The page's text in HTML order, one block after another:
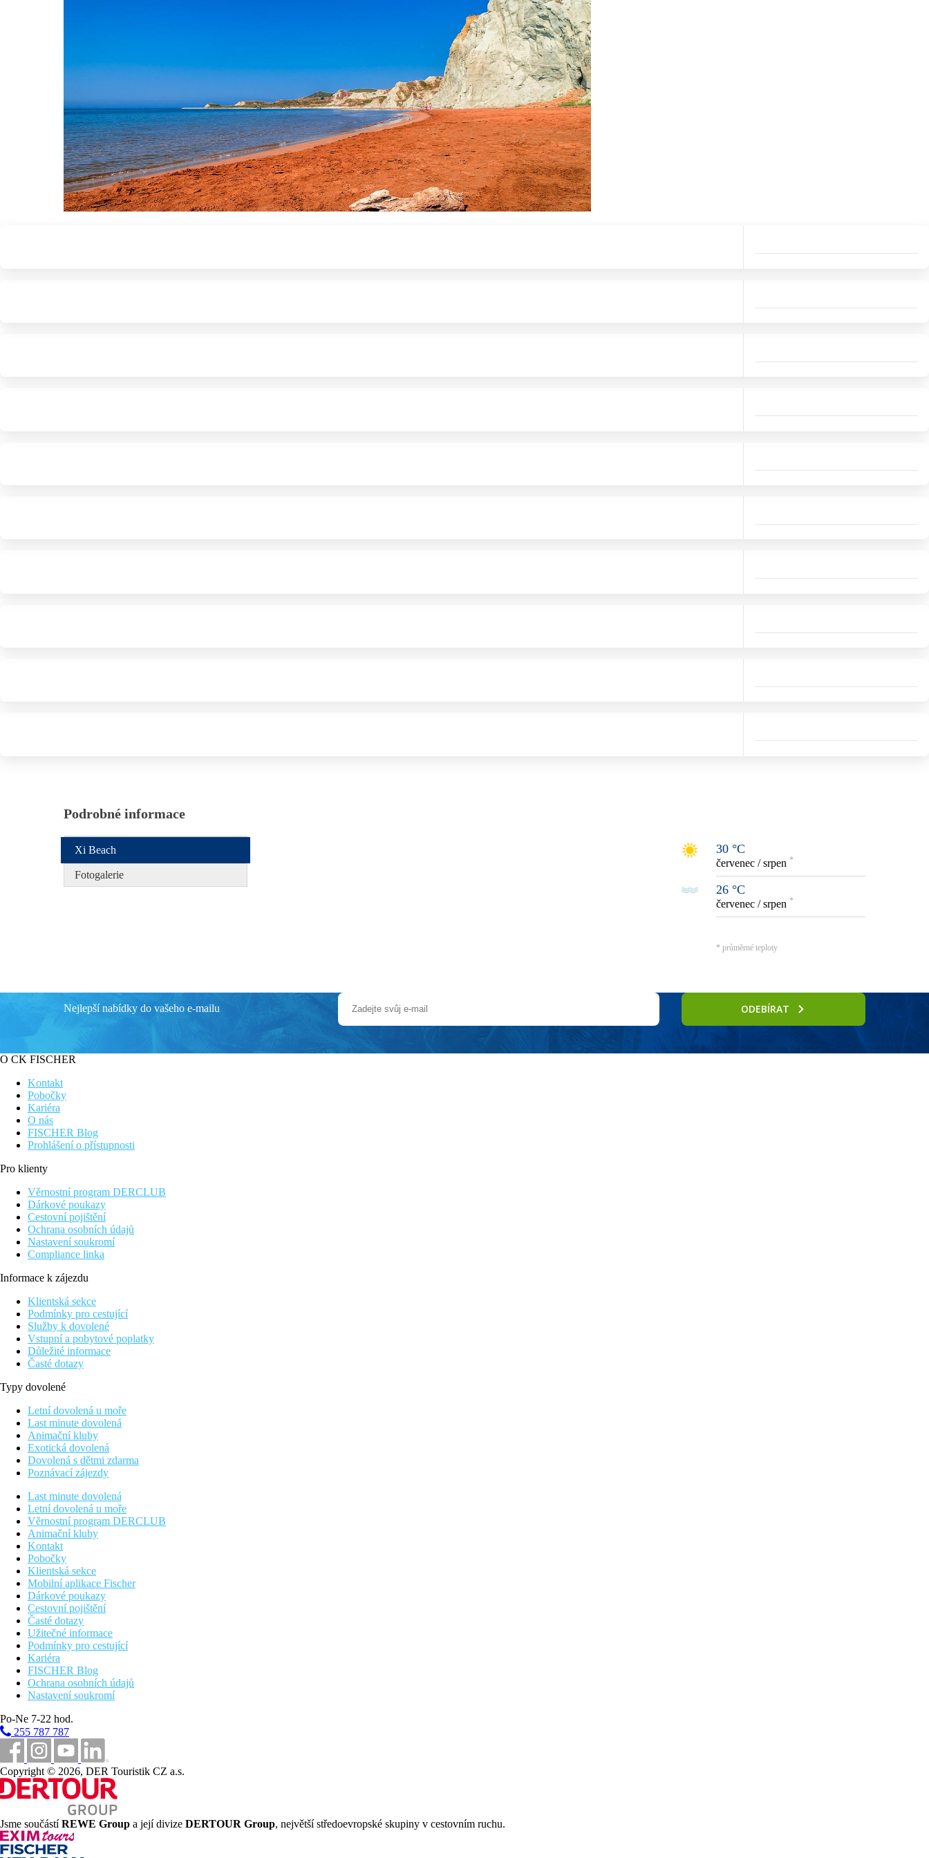
Podrobné informace
30 °C
červenec / srpen *
26 °C
červenec / srpen *
* průměrné teploty
Xi Beach
Fotogalerie
Nejlepší nabídky do vašeho e-mailu ODEBÍRAT
O CK FISCHER
Kontakt
Pobočky
Kariéra
O nás
FISCHER Blog
Prohlášení o přístupnosti
Pro klienty
Věrnostní program DERCLUB
Dárkové poukazy
Cestovní pojištění
Ochrana osobních údajů
Nastavení soukromí
Compliance linka
Informace k zájezdu
Klientská sekce
Podmínky pro cestující
Služby k dovolené
Vstupní a pobytové poplatky
Důležité informace
Časté dotazy
Typy dovolené
Letní dovolená u moře
Last minute dovolená
Animační kluby
Exotická dovolená
Dovolená s dětmi zdarma
Poznávací zájezdy
Last minute dovolená
Letní dovolená u moře
Věrnostní program DERCLUB
Animační kluby
Kontakt
Pobočky
Klientská sekce
Mobilní aplikace Fischer
Dárkové poukazy
Cestovní pojištění
Časté dotazy
Užitečné informace
Podmínky pro cestující
Kariéra
FISCHER Blog
Ochrana osobních údajů
Nastavení soukromí
Po-Ne 7-22 hod.
255 787 787
Copyright © 2026, DER Touristik CZ a.s.
Jsme součástíREWE Group a její divize DERTOUR Group, největší středoevropské skupiny v cestovním ruchu.